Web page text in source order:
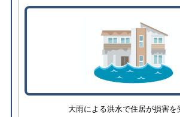
大雨による洪水で住居が損害を